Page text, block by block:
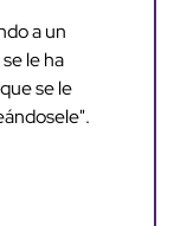
a un
le ha
se le